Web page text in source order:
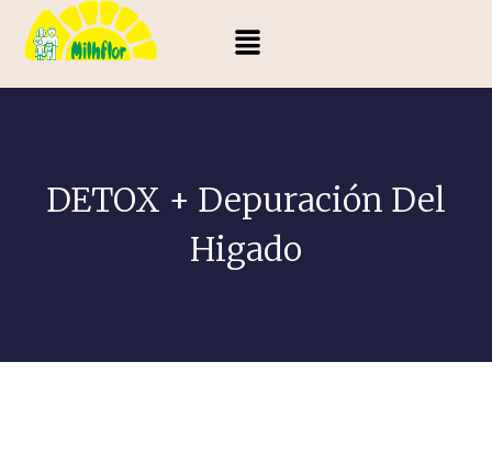
DETOX + Depuración Del
Higado